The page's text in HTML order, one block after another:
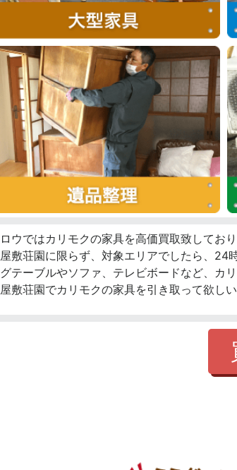
ウではカリモクの家具を高価買取致しており
敷荘園に限らず、対象エリアでしたら、24
テーブルやソファ、テレビボードなど、カ
敷荘園でカリモクの家具を引き取って欲し